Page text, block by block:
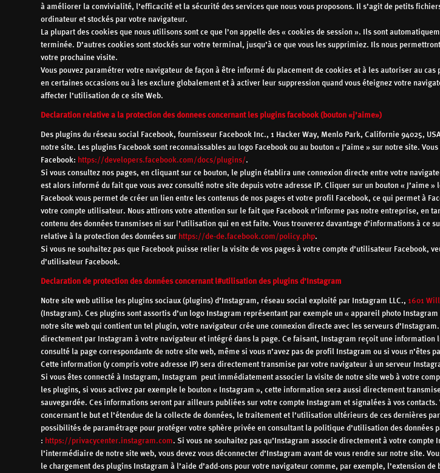
à améliorer la convivialité, l’efficacité et la sécurité des services que nous vous proposons. Il s’agit de petits
ordinateur et stockés par votre navigateur.
La plupart des cookies que nous utilisons sont ce que l’on appelle des « cookies de session ». Ils sont
terminée. D’autres cookies sont stockés sur votre terminal, jusqu’à ce que vous les supprimiez. Ils nous
votre prochaine visite.
Vous pouvez paramétrer votre navigateur de façon à être informé du placement de cookies et à les autoriser au cas
en certaines occasions ou à les exclure globalement et à activer leur suppression quand vous éteignez votre
affecter l’utilisation de ce site Web.
Declaration relative a la protection des donnees concernant les plugins facebook (bouton«j’aime»)
Des plugins du réseau social Facebook, fournisseur Facebook Inc., 1 Hacker Way, Menlo Park, Californie 94025,
notre site. Les plugins Facebook sont reconnaissables au logo Facebook ou au bouton « J’aime » sur notre site.
Facebook: https://developers.facebook.com/docs/plugins/.
Si vous consultez nos pages, en cliquant sur ce bouton, le plugin établira une connexion directe entre votre
est alors informé du fait que vous avez consulté notre site depuis votre adresse IP. Cliquer sur un bouton « J’aime
Facebook vous permet de créer un lien entre les contenus de nos pages et votre profil Facebook, ce qui permet à
votre compte utilisateur. Nous attirons votre attention sur le fait que Facebook n’informe pas notre entreprise, en
contenu des données transmises ni sur l’utilisation qui en est faite. Vous trouverez davantage d’informations à ce
relative à la protection des données sur https://de-de.facebook.com/policy.php.
Si vous ne souhaitez pas que Facebook puisse relier la visite de vos pages à votre compte d’utilisateur Facebook,
d’utilisateur Facebook.
Declaration de protection des données concernant l#utilisation des plugins d’Instagram
Notre site web utilise les plugins sociaux (plugins) d’Instagram, réseau social exploité par Instagram LLC., 1601
(Instagram). Ces plugins sont assortis d’un logo Instagram représentant par exemple un « appareil photo
notre site web qui contient un tel plugin, votre navigateur crée une connexion directe avec les serveurs
directement par Instagram à votre navigateur et intégré dans la page. Ce faisant, Instagram reçoit une information
consulté la page correspondante de notre site web, même si vous n’avez pas de profil Instagram ou si vous n’êtes
Cette information (y compris votre adresse IP) sera directement transmise par votre navigateur à un serveur
Si vous êtes connecté à Instagram, Instagram peut immédiatement associer la visite de notre site web à votre
les plugins, si vous activez par exemple le bouton « Instagram », cette information sera aussi directement
sauvegardée. Ces informations seront par ailleurs publiées sur votre compte Instagram et signalées à vos
concernant le but et l’étendue de la collecte de données, le traitement et l’utilisation ultérieurs de ces dernières
possibilités de paramétrage pour protéger votre sphère privée en consultant la politique d’utilisation des données
: https://privacycenter.instagram.com. Si vous ne souhaitez pas qu’Instagram associe directement à votre compte
l’intermédiaire de notre site web, vous devez vous déconnecter d’Instagram avant de vous rendre sur notre site.
le chargement des plugins Instagram à l’aide d’add-ons pour votre navigateur comme, par exemple, l’extension de